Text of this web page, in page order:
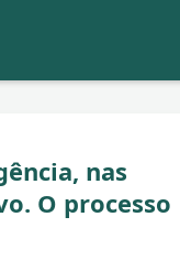
nas
O processo